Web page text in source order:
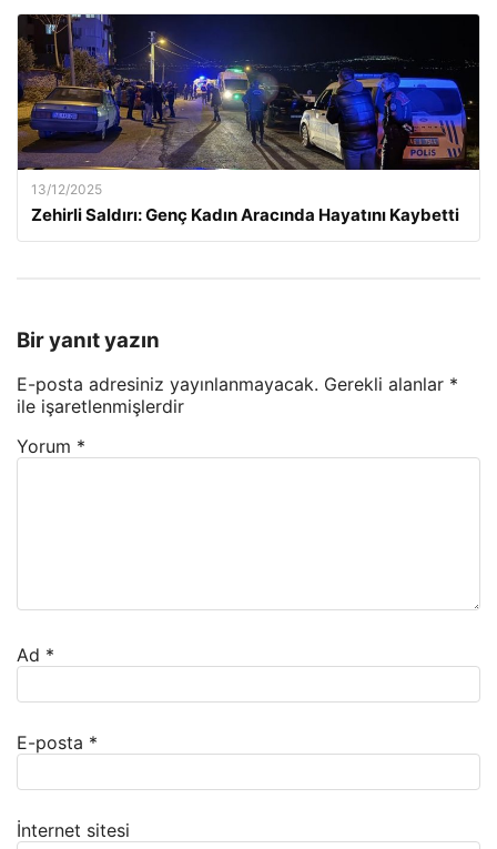
13/12/2025
Zehirli Saldırı: Genç Kadın Aracında Hayatını Kaybetti
Bir yanıt yazın
E-posta adresiniz yayınlanmayacak. Gerekli alanlar *
ile işaretlenmişlerdir
Yorum *
Ad *
E-posta *
İnternet sitesi